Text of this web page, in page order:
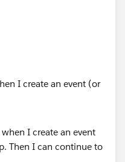
I create an event (or